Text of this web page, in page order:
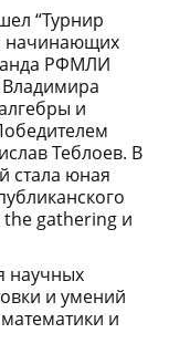
“Турнир
начинающих
РФМЛИ
Владимира
и
Теблоев. В
стала юная
the gathering и
научных
и умений
и